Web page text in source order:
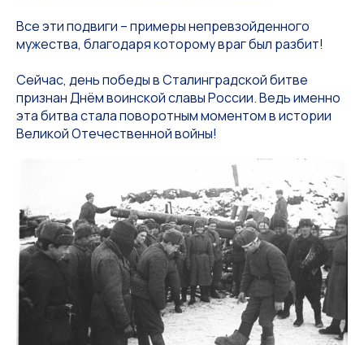
Все эти подвиги – примеры непревзойденного
мужества, благодаря которому враг был разбит!
Сейчас, день победы в Сталинградской битве
признан Днём воинской славы России. Ведь именно
эта битва стала поворотным моментом в истории
Великой Отечественной войны!